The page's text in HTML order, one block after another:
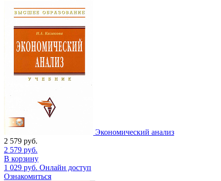
Экономический анализ
2 579 руб.
2 579 руб.
В корзину
1 029 руб. Онлайн доступ
Ознакомиться